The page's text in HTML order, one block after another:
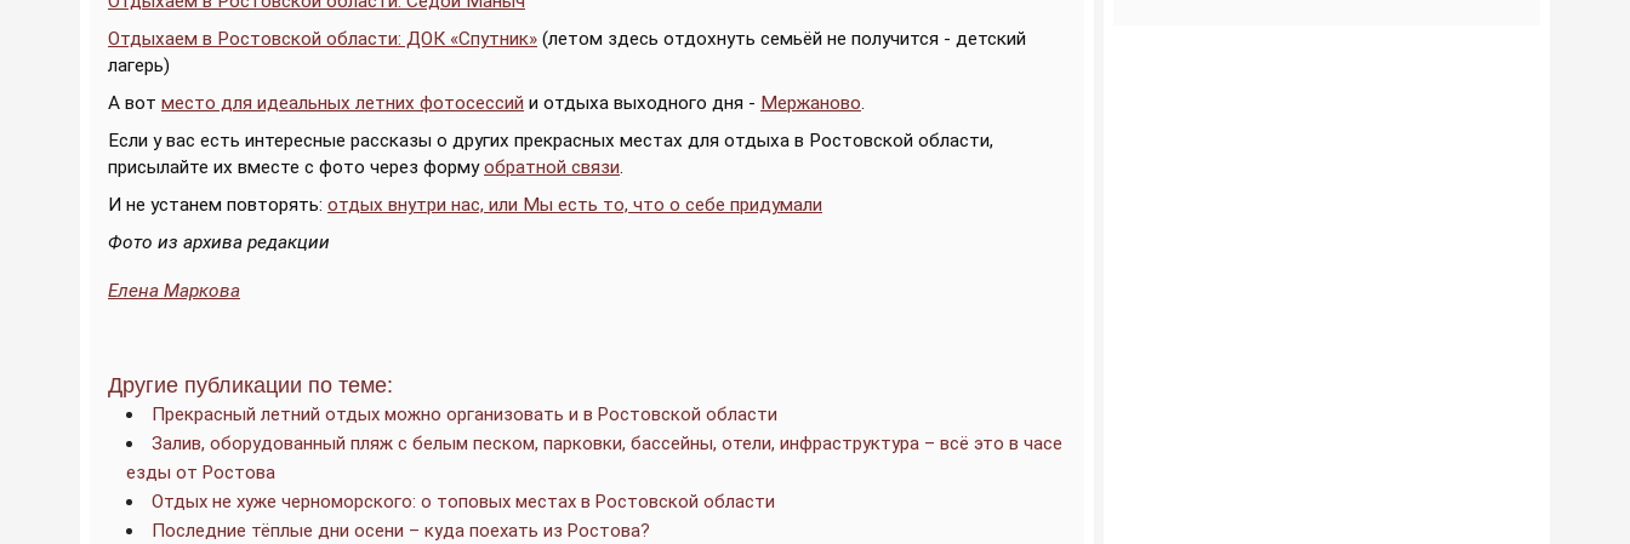
Отдыхаем в Ростовской области: ДОК «Спутник» (летом здесь отдохнуть семьёй не получится - детский
лагерь)
А вот место для идеальных летних фотосессий и отдыха выходного дня - Мержаново.
Если у вас есть интересные рассказы о других прекрасных местах для отдыха в Ростовской области,
присылайте их вместе с фото через формуобратной связи.
И не устанем повторять: отдых внутри нас, или Мы есть то, что о себе придумали
Фото из архива редакции
Елена Маркова
Другие публикации по теме:
Прекрасный летний отдых можно организовать и в Ростовской области
Залив, оборудованный пляж с белым песком, парковки, бассейны, отели, инфраструктура – всё это в часе
езды от Ростова
Отдых не хуже черноморского: о топовых местах в Ростовской области
Последние тёплые дни осени – куда поехать из Ростова?